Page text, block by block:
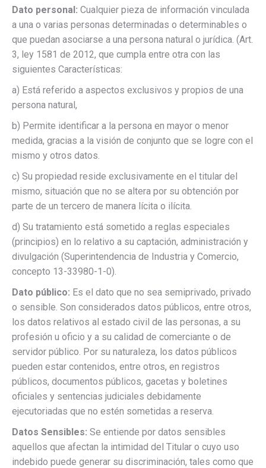
Dato personal: Cualquier pieza de información vinculada
a una o varias personas determinadas o determinables o
que puedan asociarse a una persona natural o jurídica. (Art.
3, ley 1581 de 2012, que cumpla entre otra con las
siguientes Características:
a) Está referido a aspectos exclusivos y propios de una
persona natural,
b) Permite identificar a la persona en mayor o menor
medida, gracias a la visión de conjunto que se logre con el
mismo y otros datos.
c) Su propiedad reside exclusivamente en el titular del
mismo, situación que no se altera por su obtención por
parte de un tercero de manera lícita o ilícita.
d) Su tratamiento está sometido a reglas especiales
(principios) en lo relativo a su captación, administración y
divulgación (Superintendencia de Industria y Comercio,
concepto 13-33980-1-0).
Dato público: Es el dato que no sea semiprivado, privado
o sensible. Son considerados datos públicos, entre otros,
los datos relativos al estado civil de las personas, a su
profesión u oficio y a su calidad de comerciante o de
servidor público. Por su naturaleza, los datos públicos
pueden estar contenidos, entre otros, en registros
públicos, documentos públicos, gacetas y boletines
oficiales y sentencias judiciales debidamente
ejecutoriadas que no estén sometidas a reserva.
Datos Sensibles: Se entiende por datos sensibles
aquellos que afectan la intimidad del Titular o cuyo uso
indebido puede generar su discriminación, tales como que